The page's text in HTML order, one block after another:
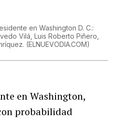
en Washington D. C.:
Vilá, Luis Roberto Piñero,
(ELNUEVODIA.COM)
en Washington,
probabilidad